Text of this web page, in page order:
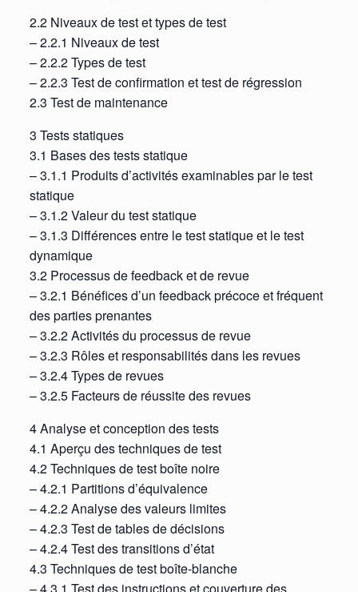
2.2 Niveaux de test et types de test
– 2.2.1 Niveaux de test
– 2.2.2 Types de test
– 2.2.3 Test de confirmation et test de régression
2.3 Test de maintenance
3 Tests statiques
3.1 Bases des tests statique
– 3.1.1 Produits d’activités examinables par le test
statique
– 3.1.2 Valeur du test statique
– 3.1.3 Différences entre le test statique et le test
dynamique
3.2 Processus de feedback et de revue
– 3.2.1 Bénéfices d’un feedback précoce et fréquent
des parties prenantes
– 3.2.2 Activités du processus de revue
– 3.2.3 Rôles et responsabilités dans les revues
– 3.2.4 Types de revues
– 3.2.5 Facteurs de réussite des revues
4 Analyse et conception des tests
4.1 Aperçu des techniques de test
4.2 Techniques de test boîte noire
– 4.2.1 Partitions d’équivalence
– 4.2.2 Analyse des valeurs limites
– 4.2.3 Test de tables de décisions
– 4.2.4 Test des transitions d’état
4.3 Techniques de test boîte-blanche